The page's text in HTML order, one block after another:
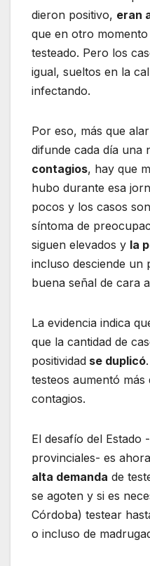
dieron positivo, eran
que en otro
testeado. Pero los
igual, sueltos en la
infectando.
Por eso, más que
difunde cada día una
contagios, hay que
hubo durante esa
pocos y los casos
síntoma de
siguen elevados y la
incluso desciende un
buena señal de cara
La evidencia indica
que la cantidad de
positividad se duplicó
testeos aumentó más
contagios.
El desafío del Estado
provinciales- es
alta demanda de
se agoten y si es
Córdoba) testear
o incluso de